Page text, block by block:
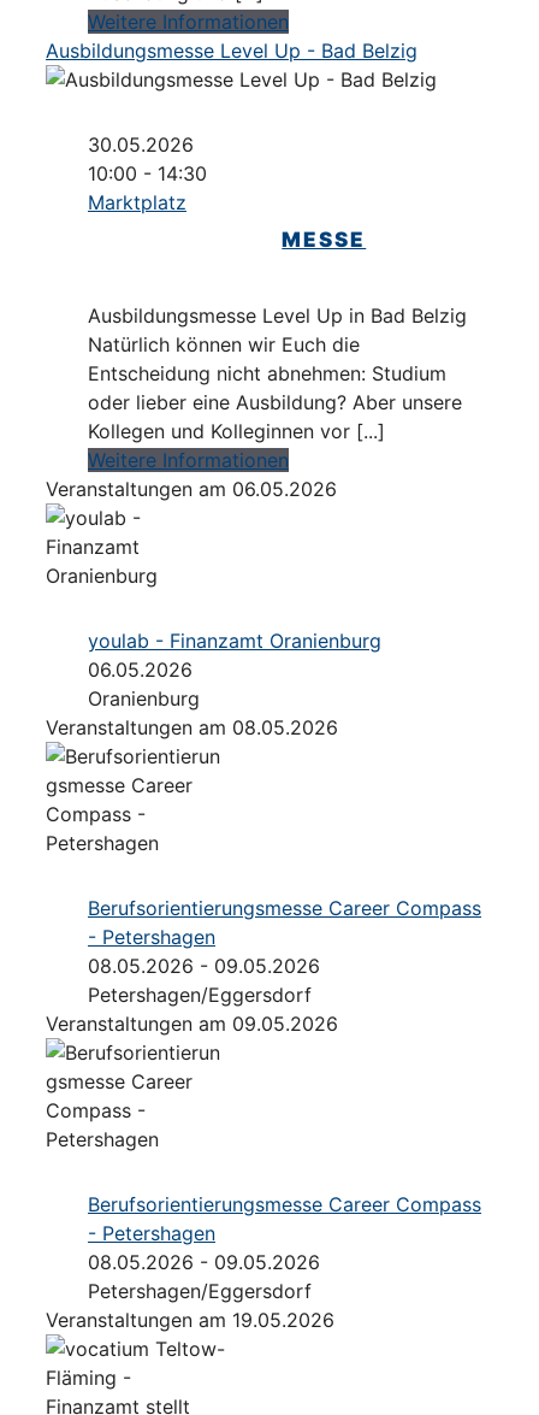
Weitere Informationen
Ausbildungsmesse Level Up - Bad Belzig
30.05.2026
10:00 - 14:30
Marktplatz
MESSE
Ausbildungsmesse Level Up in Bad Belzig
Natürlich können wir Euch die
Entscheidung nicht abnehmen: Studium
oder lieber eine Ausbildung? Aber unsere
Kollegen und Kolleginnen vor [...]
Weitere Informationen
Veranstaltungen am 06.05.2026
youlab - Finanzamt Oranienburg
06.05.2026
Oranienburg
Veranstaltungen am 08.05.2026
Berufsorientierungsmesse Career Compass
- Petershagen
08.05.2026 - 09.05.2026
Petershagen/Eggersdorf
Veranstaltungen am 09.05.2026
Berufsorientierungsmesse Career Compass
- Petershagen
08.05.2026 - 09.05.2026
Petershagen/Eggersdorf
Veranstaltungen am 19.05.2026